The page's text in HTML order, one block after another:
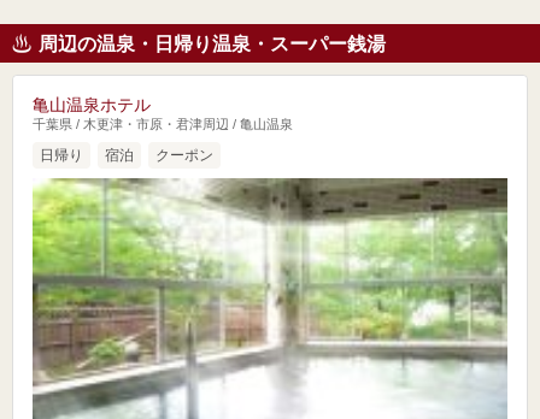
周辺の温泉・日帰り温泉・スーパー銭湯
亀山温泉ホテル
千葉県 / 木更津・市原・君津周辺 / 亀山温泉
日帰り 宿泊 クーポン